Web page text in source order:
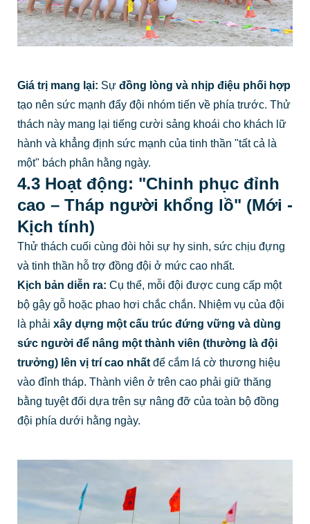
Giá trị mang lại: Sự đồng lòng và nhịp điệu phối hợp
tạo nên sức mạnh đẩy đội nhóm tiến về phía trước. Thử
thách này mang lại tiếng cười sảng khoái cho khách lữ
hành và khẳng định sức mạnh của tinh thần "tất cả là
một" bách phân hằng ngày.
4.3 Hoạt động: "Chinh phục đỉnh
cao – Tháp người khổng lồ" (Mới -
Kịch tính)
Thử thách cuối cùng đòi hỏi sự hy sinh, sức chịu đựng
và tinh thần hỗ trợ đồng đội ở mức cao nhất.
Kịch bản diễn ra: Cụ thể, mỗi đội được cung cấp một
bộ gậy gỗ hoặc phao hơi chắc chắn. Nhiệm vụ của đội
là phải xây dựng một cấu trúc đứng vững và dùng
sức người để nâng một thành viên (thường là đội
trưởng) lên vị trí cao nhấtđể cắm lá cờ thương hiệu
vào đỉnh tháp. Thành viên ở trên cao phải giữ thăng
bằng tuyệt đối dựa trên sự nâng đỡ của toàn bộ đồng
đội phía dưới hằng ngày.